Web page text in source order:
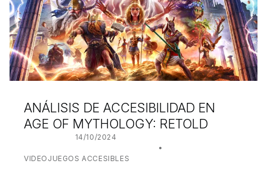
ANÁLISIS DE ACCESIBILIDAD EN
AGE OF MYTHOLOGY: RETOLD
14/10/2024
VIDEOJUEGOS ACCESIBLES